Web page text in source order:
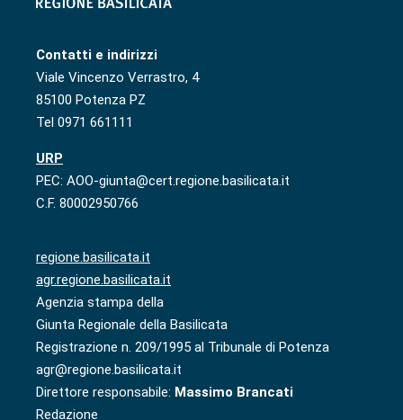
Contatti e indirizzi
Viale Vincenzo Verrastro, 4
85100 Potenza PZ
Tel 0971 661111
URP
PEC: AOO-giunta@cert.regione.basilicata.it
C.F. 80002950766
regione.basilicata.it
agr.regione.basilicata.it
Agenzia stampa della
Giunta Regionale della Basilicata
Registrazione n. 209/1995 al Tribunale di Potenza
agr@regione.basilicata.it
Direttore responsabile: Massimo Brancati
Redazione